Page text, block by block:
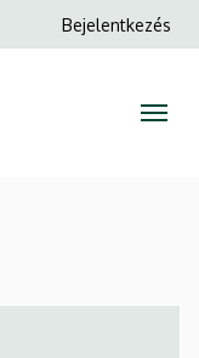
Anonim
Bejelentkezés